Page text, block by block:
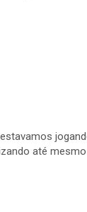
até